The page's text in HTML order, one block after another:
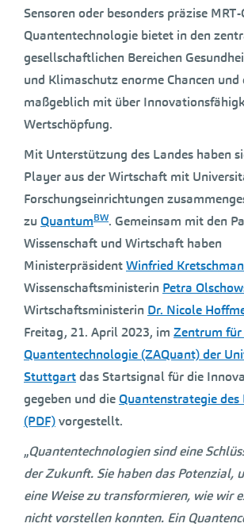
Sensoren oder besonders präzise
Quantentechnologie bietet in den
gesellschaftlichen Bereichen
und Klimaschutz enorme Chancen und
maßgeblich mit über
Wertschöpfung.
Mit Unterstützung des Landes haben
Player aus der Wirtschaft mit
Forschungseinrichtungen
zu QuantumBW. Gemeinsam mit den
Wissenschaft und Wirtschaft haben
MinisterpräsidentWinfried
Wissenschaftsministerin Petra
Wirtschaftsministerin Dr. Nicole
Freitag, 21. April 2023, im Zentrum
Quantentechnologie (ZAQuant) der
Stuttgartdas Startsignal für die
gegeben und dieQuantenstrategie des
(PDF)vorgestellt.
„Quantentechnologien sind eine
der Zukunft. Sie haben das Potenzial,
eine Weise zu transformieren, wie wir
nicht vorstellen konnten. Ein